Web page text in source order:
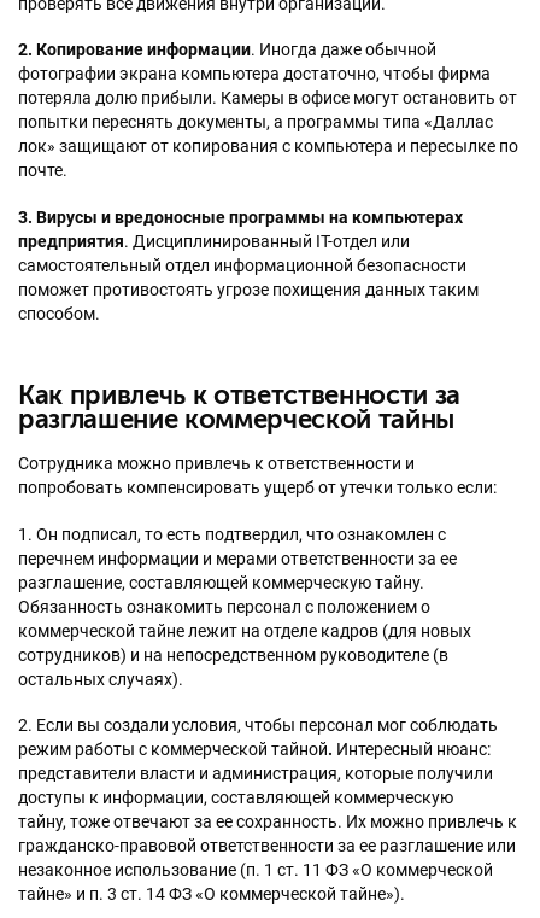
2. Копирование информации. Иногда даже обычной
фотографии экрана компьютера достаточно, чтобы фирма
потеряла долю прибыли. Камеры в офисе могут остановить от
попытки переснять документы, а программы типа «Даллас
лок» защищают от копирования с компьютера и пересылке по
почте.
3. Вирусы и вредоносные программы на компьютерах
предприятия. Дисциплинированный IT-отдел или
самостоятельный отдел информационной безопасности
поможет противостоять угрозе похищения данных таким
способом.
Как привлечь к ответственности за
разглашение коммерческой тайны
Сотрудника можно привлечь к ответственности и
попробовать компенсировать ущерб от утечки только если:
1. Он подписал, то есть подтвердил, что ознакомлен с
перечнем информации и мерами ответственности за ее
разглашение, составляющей коммерческую тайну.
Обязанность ознакомить персонал с положением о
коммерческой тайне лежит на отделе кадров (для новых
сотрудников) и на непосредственном руководителе (в
остальных случаях).
2. Если вы создали условия, чтобы персонал мог соблюдать
режим работы с коммерческой тайной. Интересный нюанс:
представители власти и администрация, которые получили
доступы к информации, составляющей коммерческую
тайну, тоже отвечают за ее сохранность. Их можно привлечь к
гражданско-правовой ответственности за ее разглашение или
незаконное использование (п. 1 ст. 11 ФЗ «О коммерческой
тайне» и п. 3 ст. 14 ФЗ «О коммерческой тайне»).